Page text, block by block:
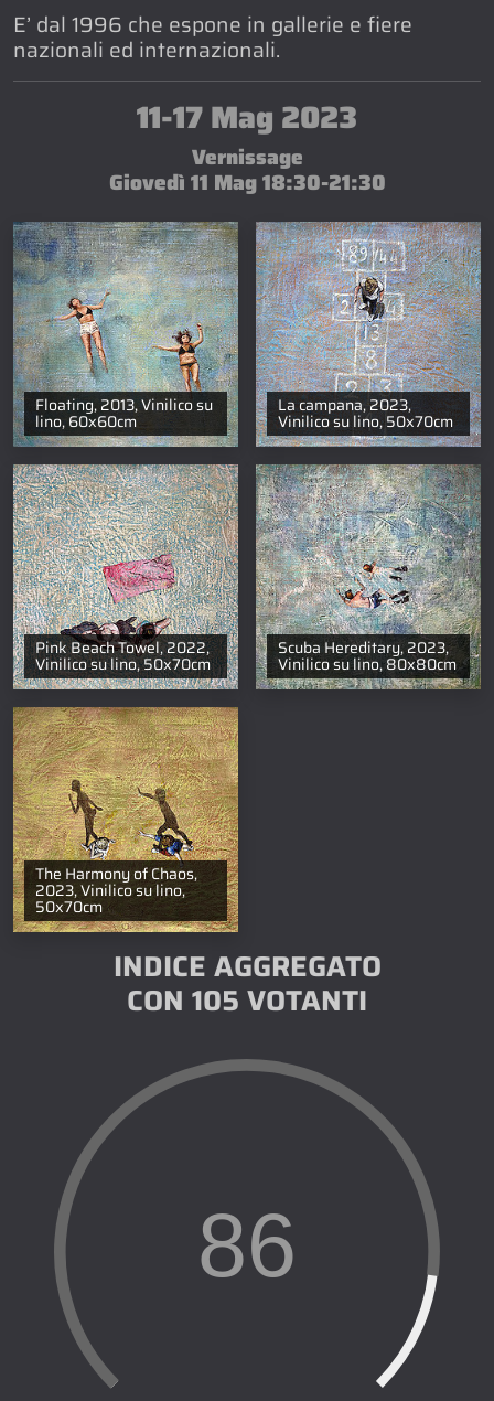
E’ dal 1996 che espone in gallerie e fiere
nazionali ed internazionali.
11-17 Mag 2023
Vernissage
Giovedì 11 Mag 18:30-21:30
Floating, 2013, Vinilico su
lino, 60x60cm
La campana, 2023,
Vinilico su lino, 50x70cm
Pink Beach Towel, 2022,
Vinilico su lino, 50x70cm
Scuba Hereditary, 2023,
Vinilico su lino, 80x80cm
The Harmony of Chaos,
2023, Vinilico su lino,
50x70cm
INDICE AGGREGATO
CON 105 VOTANTI
86